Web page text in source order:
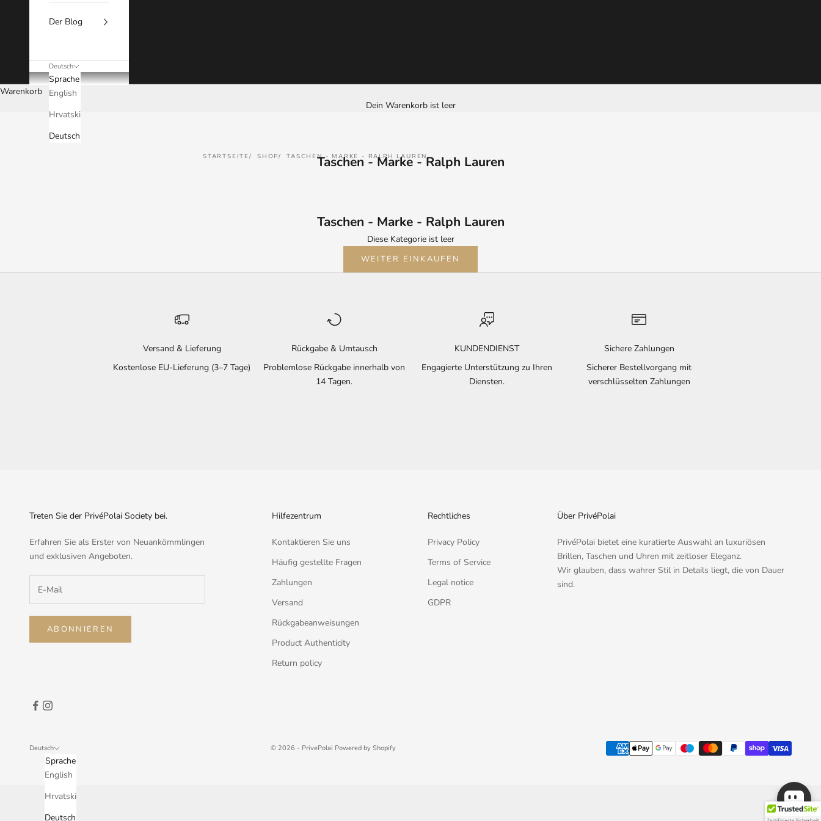
Der Blog
Deutsch
Sprache
English
Hrvatski
Deutsch
Warenkorb
Dein Warenkorb ist leer
STARTSEITE SHOP TASCHEN - MARKE - RALPH LAUREN
Taschen - Marke - Ralph Lauren
Taschen - Marke - Ralph Lauren
Diese Kategorie ist leer
WEITER EINKAUFEN
Versand & Lieferung
Kostenlose EU-Lieferung (3–7 Tage)
Rückgabe & Umtausch
Problemlose Rückgabe innerhalb von
14 Tagen.
KUNDENDIENST
Engagierte Unterstützung zu Ihren
Diensten.
Sichere Zahlungen
Sicherer Bestellvorgang mit
verschlüsselten Zahlungen
Treten Sie der PrivéPolai Society bei.
Erfahren Sie als Erster von Neuankömmlingen
und exklusiven Angeboten.
ABONNIEREN
Hilfezentrum
Kontaktieren Sie uns
Häufig gestellte Fragen
Zahlungen
Versand
Rückgabeanweisungen
Product Authenticity
Return policy
Rechtliches
Privacy Policy
Terms of Service
Legal notice
GDPR
Über PrivéPolai
PrivéPolai bietet eine kuratierte Auswahl an luxuriösen
Brillen, Taschen und Uhren mit zeitloser Eleganz.
Wir glauben, dass wahrer Stil in Details liegt, die von Dauer
sind.
Deutsch
Sprache
English
Hrvatski
Deutsch
© 2026 - PrivePolai Powered by Shopify